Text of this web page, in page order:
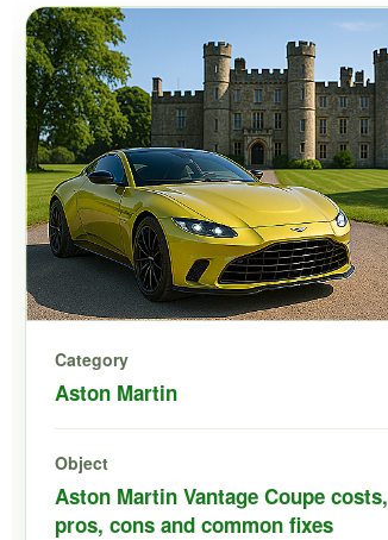
Category
Aston Martin
Object
Aston Martin Vantage Coupe costs,
pros, cons and common fixes